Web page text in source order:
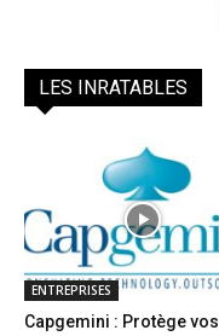
LES INRATABLES
ENTREPRISES
Capgemini : Protège vos